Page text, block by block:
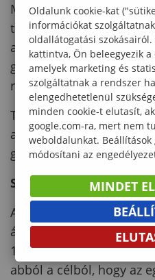
Magyarországgal, a Pro
tanulmányúton a
a madárgyűrűzésekbe,
gyakorlati
rendszeresen
További információk és
a közösségi média
gyűléseken.
Selmeci Társaság
A Soproni Erdészeti és
által alapított
1989. október 4-én
abból a célból, hogy az
Oldalunk cookie-kat
információkat
oldallátogatási
kattintva, Ön beleegyezik
amelyek marketing és
szolgáltatnak a rendszer
elengedhetetlenül
minden cookie-t elutasít,
google.com-ra, mert nem
weboldalunkat.
módosítani az
MINDET